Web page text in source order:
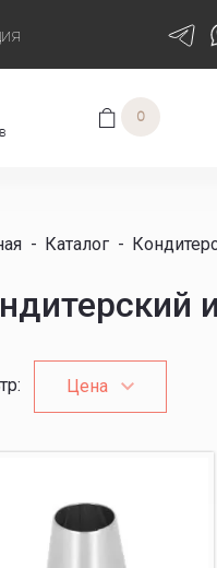
0
- Каталог -
: Цена